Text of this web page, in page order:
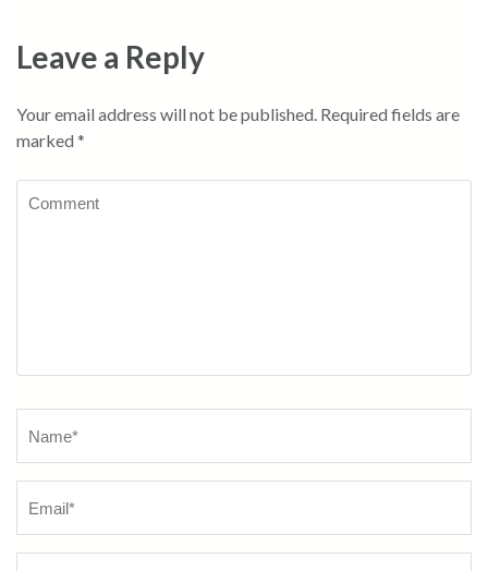
Leave a Reply
Your email address will not be published. Required fields are
marked *